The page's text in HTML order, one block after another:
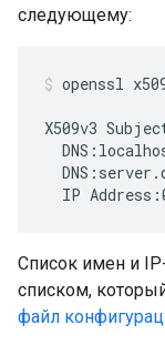
следующему:
openssl
X509v3
IP
Список имен и
списком,
файл